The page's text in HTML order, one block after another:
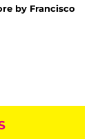
by Francisco